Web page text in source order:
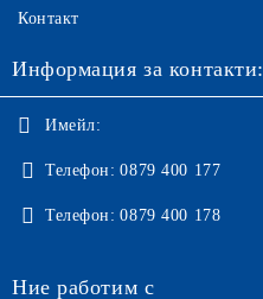
Контакт
Информация за контакти:
Имейл:
Телефон: 0879 400 177
Телефон: 0879 400 178
Ние работим с